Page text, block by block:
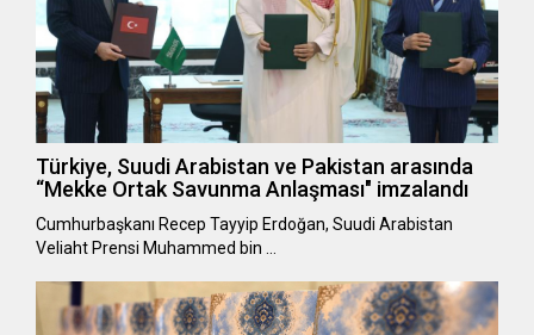
Türkiye, Suudi Arabistan ve Pakistan arasında
“Mekke Ortak Savunma Anlaşması" imzalandı
Cumhurbaşkanı Recep Tayyip Erdoğan, Suudi Arabistan
Veliaht Prensi Muhammed bin …